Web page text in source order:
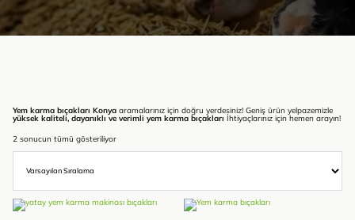
Yem karma bıçakları Konya aramalarınız için doğru yerdesiniz! Geniş ürün yelpazemizle
yüksek kaliteli, dayanıklı ve verimli yem karma bıçakları İhtiyaçlarınız için hemen arayın!
2 sonucun tümü gösteriliyor